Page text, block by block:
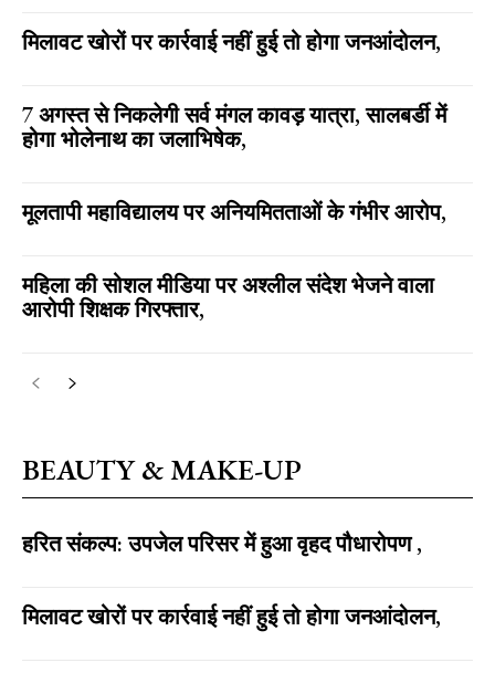
मिलावट खोरों पर कार्रवाई नहीं हुई तो होगा जनआंदोलन,
7 अगस्त से निकलेगी सर्व मंगल कावड़ यात्रा, सालबर्डी में
होगा भोलेनाथ का जलाभिषेक,
मूलतापी महाविद्यालय पर अनियमितताओं के गंभीर आरोप,
महिला की सोशल मीडिया पर अश्लील संदेश भेजने वाला
आरोपी शिक्षक गिरफ्तार,
BEAUTY & MAKE-UP
हरित संकल्प: उपजेल परिसर में हुआ वृहद पौधारोपण ,
मिलावट खोरों पर कार्रवाई नहीं हुई तो होगा जनआंदोलन,